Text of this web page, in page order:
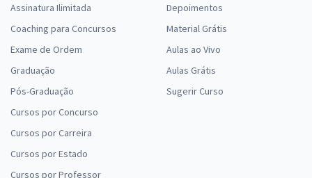
TRF 3ª Região (SP/MS) - Tribunal Regional Federal da 3ª
Região - Técnico Judiciário - Apoio Especializado -
R$ 34,65
Assinatura Ilimitada
Coaching para Concursos
Exame de Ordem
Graduação
Pós-Graduação
Cursos por Concurso
Cursos por Carreira
Cursos por Estado
Cursos por Professor
Depoimentos
Material Grátis
Aulas ao Vivo
Aulas Grátis
Sugerir Curso